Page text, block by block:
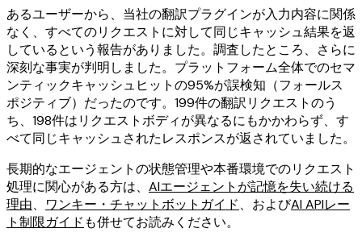
あるユーザーから、当社の翻訳プラグインが入力内容に関係
なく、すべてのリクエストに対して同じキャッシュ結果を返
しているという報告がありました。調査したところ、さらに
深刻な事実が判明しました。プラットフォーム全体でのセマ
ンティックキャッシュヒットの95%が誤検知（フォールス
ポジティブ）だったのです。199件の翻訳リクエストのう
ち、198件はリクエストボディが異なるにもかかわらず、す
べて同じキャッシュされたレスポンスが返されていました。
長期的なエージェントの状態管理や本番環境でのリクエスト
処理に関心がある方は、 AIエージェントが記憶を失い続ける
理由、 ワンキー・チャットボットガイド、およびAI APIレー
ト制限ガイド も併せてお読みください。